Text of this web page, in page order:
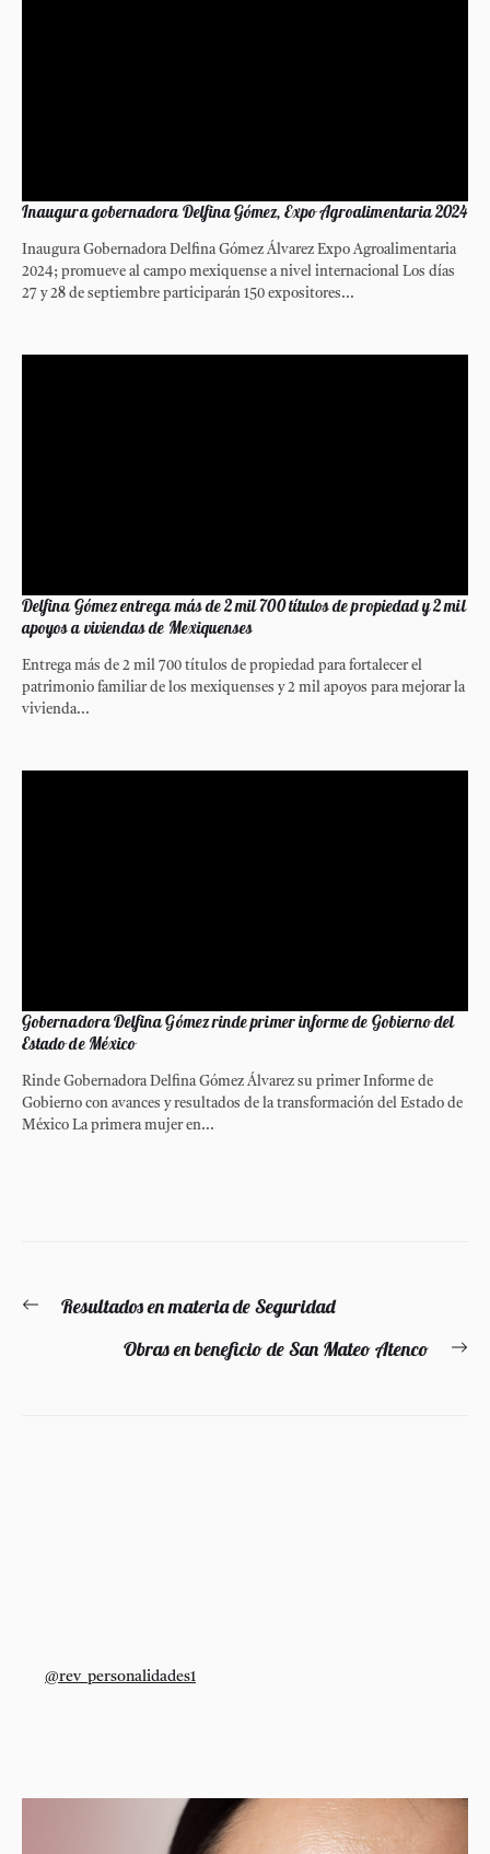
Inaugura gobernadora Delfina Gómez, Expo Agroalimentaria 2024
Inaugura Gobernadora Delfina Gómez Álvarez Expo Agroalimentaria
2024; promueve al campo mexiquense a nivel internacional Los días
27 y 28 de septiembre participarán 150 expositores...
Delfina Gómez entrega más de 2 mil 700 títulos de propiedad y 2 mil
apoyos a viviendas de Mexiquenses
Entrega más de 2 mil 700 títulos de propiedad para fortalecer el
patrimonio familiar de los mexiquenses y 2 mil apoyos para mejorar la
vivienda...
Gobernadora Delfina Gómez rinde primer informe de Gobierno del
Estado de México
Rinde Gobernadora Delfina Gómez Álvarez su primer Informe de
Gobierno con avances y resultados de la transformación del Estado de
México La primera mujer en...
Navegación
EntradaResultados en materia de Seguridad
Obras en beneficio de San Mateo Atenco
@rev_personalidades1